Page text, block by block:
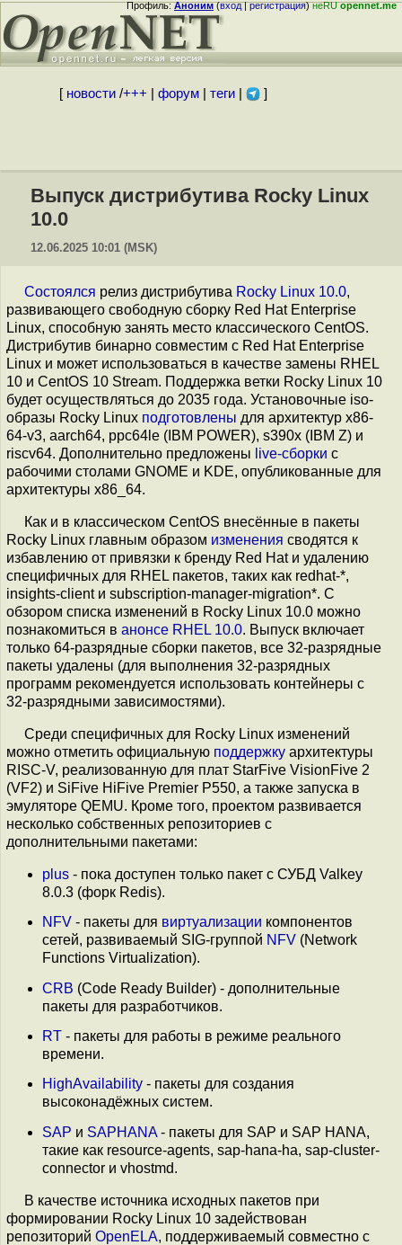
Профиль:Аноним(вход|регистрация)неRUopennet.me
[ новости/+++ форум| теги| ]
Выпуск дистрибутива Rocky Linux
10.0
12.06.2025 10:01 (MSK)
Состоялся релиз дистрибутива Rocky Linux 10.0,
развивающего свободную сборку Red Hat Enterprise
Linux, способную занять место классического CentOS.
Дистрибутив бинарно совместим с Red Hat Enterprise
Linux и может использоваться в качестве замены RHEL
10 и CentOS 10 Stream. Поддержка ветки Rocky Linux 10
будет осуществляться до 2035 года. Установочные iso-
образы Rocky Linux подготовлены для архитектур x86-
64-v3, aarch64, ppc64le (IBM POWER), s390x (IBM Z) и
riscv64. Дополнительно предложены live-сборки с
рабочими столами GNOME и KDE, опубликованные для
архитектуры x86_64.
Как и в классическом CentOS внесённые в пакеты
Rocky Linux главным образом изменения сводятся к
избавлению от привязки к бренду Red Hat и удалению
специфичных для RHEL пакетов, таких как redhat-*,
insights-client и subscription-manager-migration*. С
обзором списка изменений в Rocky Linux 10.0 можно
познакомиться в анонсе RHEL 10.0. Выпуск включает
только 64-разрядные сборки пакетов, все 32-разрядные
пакеты удалены (для выполнения 32-разрядных
программ рекомендуется использовать контейнеры с
32-разрядными зависимостями).
Среди специфичных для Rocky Linux изменений
можно отметить официальную поддержку архитектуры
RISC-V, реализованную для плат StarFive VisionFive 2
(VF2) и SiFive HiFive Premier P550, а также запуска в
эмуляторе QEMU. Кроме того, проектом развивается
несколько собственных репозиториев с
дополнительными пакетами:
plus - пока доступен только пакет с СУБД Valkey
8.0.3 (форк Redis).
NFV - пакеты для виртуализации компонентов
сетей, развиваемый SIG-группой NFV (Network
Functions Virtualization).
CRB (Code Ready Builder) - дополнительные
пакеты для разработчиков.
RT - пакеты для работы в режиме реального
времени.
HighAvailability - пакеты для создания
высоконадёжных систем.
SAP и SAPHANA - пакеты для SAP и SAP HANA,
такие как resource-agents, sap-hana-ha, sap-cluster-
connector и vhostmd.
В качестве источника исходных пакетов при
формировании Rocky Linux 10 задействован
репозиторий OpenELA, поддерживаемый совместно с